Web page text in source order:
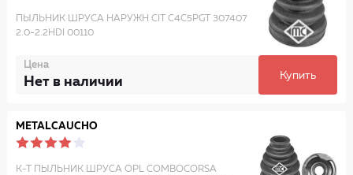
ПЫЛЬНИК ШРУСА НАРУЖН CIT C4C5PGT 307407
2.0-2.2HDI 00110
Цена
Нет в наличии Купить
METALCAUCHO
К-Т ПЫЛЬНИК ШРУСА OPL COMBOCORSA